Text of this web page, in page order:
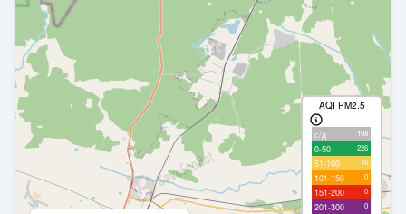
AQI PM2.5
с/д 108
0-50 226
51-100 16
101-150 0
151-200 0
201-300 0